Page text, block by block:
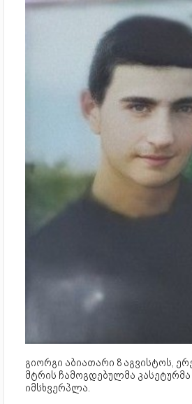
გიორგი აბიათარი 8 აგვისტოს,
მტრის ჩამოგდებულმა კასეტურმა
იმსხვერპლა.